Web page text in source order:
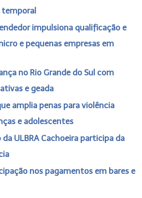
impulsiona qualificação e
e pequenas empresas em
no Rio Grande do Sul com
e geada
amplia penas para violência
e adolescentes
ULBRA Cachoeira participa da
nos pagamentos em bares e